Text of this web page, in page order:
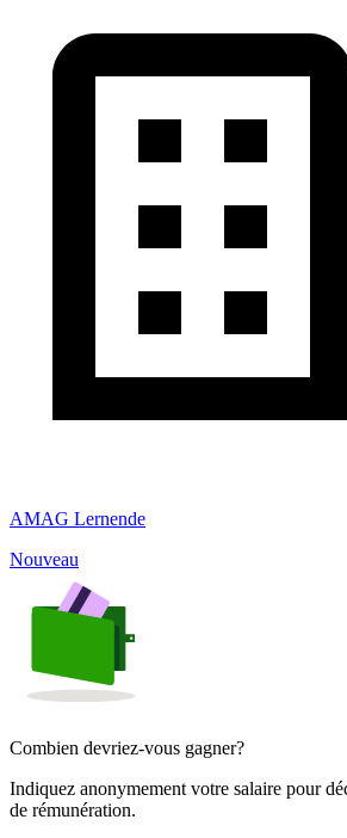
AMAG Lernende
Nouveau
Combien devriez-vous gagner?
Indiquez anonymement votre salaire pour
de rémunération.